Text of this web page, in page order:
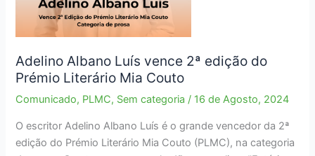
Adelino Albano Luís vence 2ª edição do
Prémio Literário Mia Couto
Comunicado, PLMC, Sem categoria / 16 de Agosto, 2024
O escritor Adelino Albano Luís é o grande vencedor da 2ª
edição do Prémio Literário Mia Couto (PLMC), na categoria